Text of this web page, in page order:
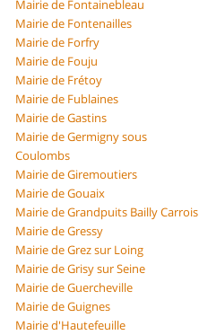
Mairie de Fontainebleau
Mairie de Fontenailles
Mairie de Forfry
Mairie de Fouju
Mairie de Frétoy
Mairie de Fublaines
Mairie de Gastins
Mairie de Germigny sous
Coulombs
Mairie de Giremoutiers
Mairie de Gouaix
Mairie de Grandpuits Bailly Carrois
Mairie de Gressy
Mairie de Grez sur Loing
Mairie de Grisy sur Seine
Mairie de Guercheville
Mairie de Guignes
Mairie d'Hautefeuille